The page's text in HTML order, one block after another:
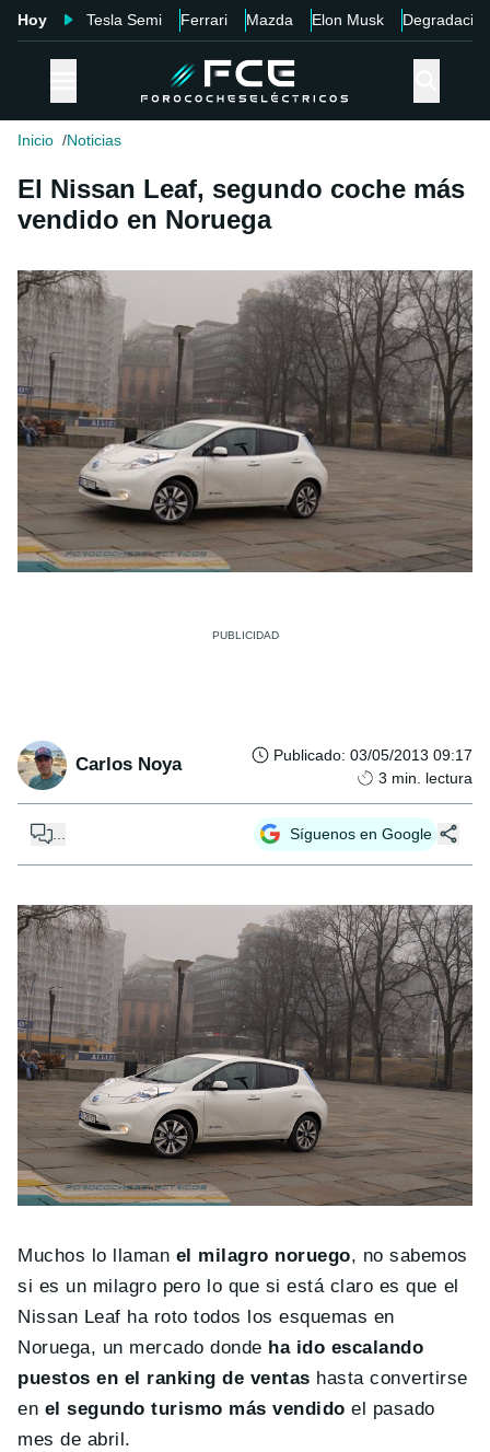
Hoy Tesla Semi Ferrari Mazda Elon Musk Degradación
Inicio Noticias
El Nissan Leaf, segundo coche más
vendido en Noruega
Carlos Noya Publicado: 03/05/2013 09:17
3 min. lectura
Síguenos en Google
Muchos lo llaman el milagro noruego, no sabemos
si es un milagro pero lo que si está claro es que el
Nissan Leaf ha roto todos los esquemas en
Noruega, un mercado donde ha ido escalando
puestos en el ranking de ventas hasta convertirse
en el segundo turismo más vendido el pasado
mes de abril.